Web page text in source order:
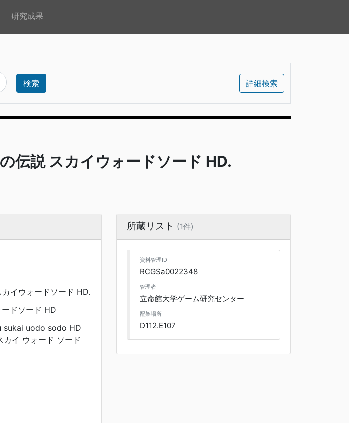
研究成果
検索 詳細検索
伝説 スカイウォードソード HD.
イウォードソード HD.
ドソード HD
sukai uodo sodo HD
イ ウォード ソード
所蔵リスト (1件)
資料管理ID
RCGSa0022348
管理者
立命館大学ゲーム研究センター
配架場所
D112.E107